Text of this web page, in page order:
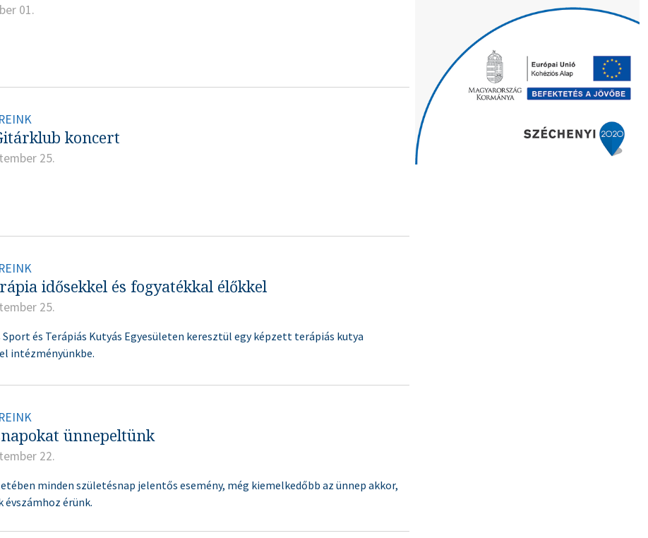
01.
koncert
25.
idősekkel és fogyatékkal élőkkel
25.
Sport és Terápiás Kutyás Egyesületen keresztül egy képzett terápiás kutya
intézményünkbe.
ünnepeltünk
22.
minden születésnap jelentős esemény, még kiemelkedőbb az ünnep akkor,
évszámhoz érünk.